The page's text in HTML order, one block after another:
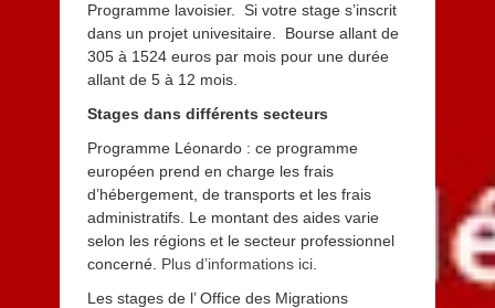
Programme lavoisier. Si votre stage s’inscrit
dans un projet univesitaire. Bourse allant de
305 à 1524 euros par mois pour une durée
allant de 5 à 12 mois.
Stages dans différents secteurs
Programme Léonardo : ce programme
européen prend en charge les frais
d’hébergement, de transports et les frais
administratifs. Le montant des aides varie
selon les régions et le secteur professionnel
concerné. Plus d’informations ici.
Les stages de l’ Office des Migrations